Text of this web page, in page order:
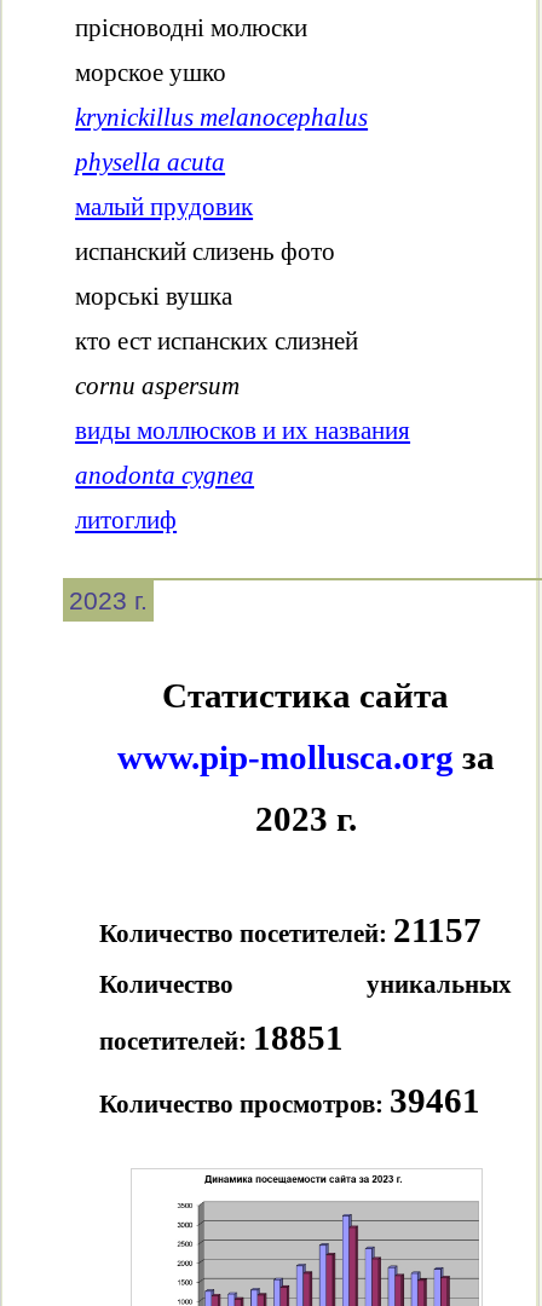
прісноводні молюски
морское ушко
krynickillus melanocephalus
physella acuta
малый прудовик
испанский слизень фото
морські вушка
кто ест испанских слизней
cornu aspersum
виды моллюсков и их названия
anodonta cygnea
литоглиф
2023 г.
Статистика сайта
www.pip-mollusca.org за
2023 г.
Количество посетителей: 21157
Количество уникальных
посетителей: 18851
Количество просмотров: 39461